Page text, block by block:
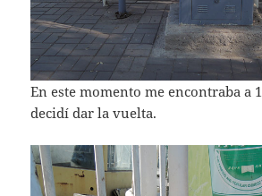
En este momento me encontraba a
decidí dar la vuelta.